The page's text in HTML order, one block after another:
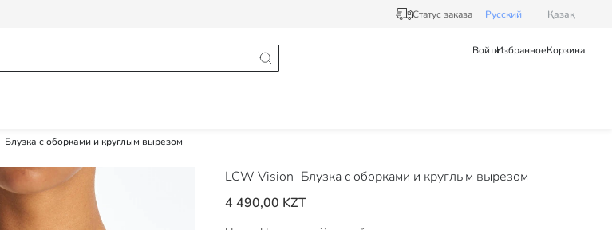
Статус заказа Pусский Қазақ
ВойтиИзбранноеКорзина
Блузка с оборками и круглым вырезом
LCW Vision Блузка с оборками и круглым вырезом
4 490,00 KZT